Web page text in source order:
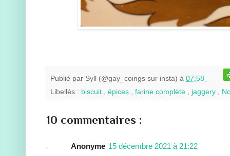
Publié par Syll (@gay_coings sur insta) à 07:58
Libellés : biscuit , épices , farine complète , jaggery ,
10 commentaires :
Anonyme 15 décembre 2021 à 21:22